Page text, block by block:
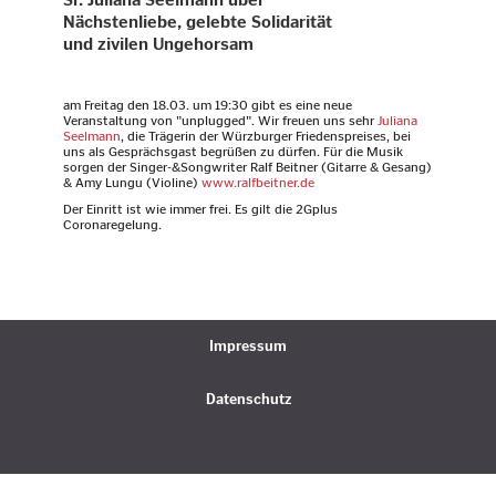
Nächstenliebe, gelebte Solidarität
und zivilen Ungehorsam
am Freitag den 18.03. um 19:30 gibt es eine neue
Veranstaltung von "unplugged". Wir freuen uns sehr Juliana
Seelmann, die Trägerin der Würzburger Friedenspreises, bei
uns als Gesprächsgast begrüßen zu dürfen. Für die Musik
sorgen der Singer-&Songwriter Ralf Beitner (Gitarre & Gesang)
& Amy Lungu (Violine)www.ralfbeitner.de
Der Einritt ist wie immer frei. Es gilt die 2Gplus
Coronaregelung.
Impressum
Datenschutz